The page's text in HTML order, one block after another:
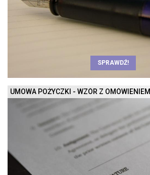
SPRAWDŹ!
UMOWA POŻYCZKI - WZÓR Z OMÓWIENIEM